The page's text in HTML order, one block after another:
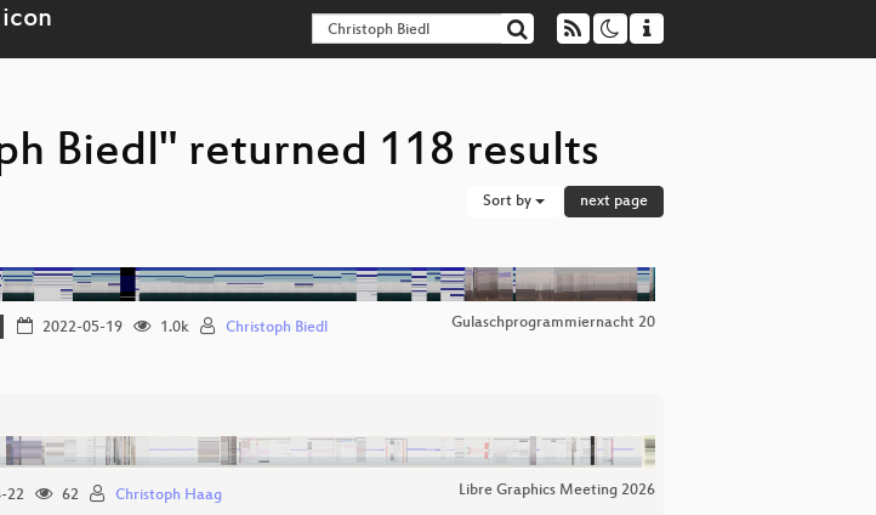
Biedl" returned 118 results
Sort by next page
2022-05-19 1.0k Christoph Biedl Gulaschprogrammiernacht 20
22 62 Christoph Haag Libre Graphics Meeting 2026